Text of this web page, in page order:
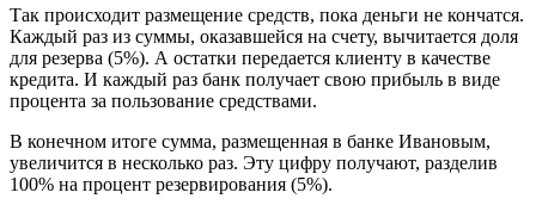
Так происходит размещение средств, пока деньги не кончатся.
Каждый раз из суммы, оказавшейся на счету, вычитается доля
для резерва (5%). А остатки передается клиенту в качестве
кредита. И каждый раз банк получает свою прибыль в виде
процента за пользование средствами.
В конечном итоге сумма, размещенная в банке Ивановым,
увеличится в несколько раз. Эту цифру получают, разделив
100% на процент резервирования (5%).